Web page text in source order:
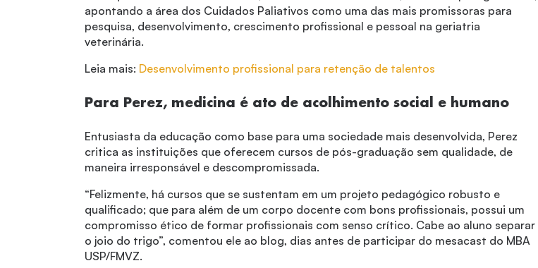
apontando a área dos Cuidados Paliativos como uma das mais promissoras para
pesquisa, desenvolvimento, crescimento profissional e pessoal na geriatria
veterinária.
Leia mais: Desenvolvimento profissional para retenção de talentos
Para Perez, medicina é ato de acolhimento social e humano
Entusiasta da educação como base para uma sociedade mais desenvolvida, Perez
critica as instituições que oferecem cursos de pós-graduação sem qualidade, de
maneira irresponsável e descompromissada.
“Felizmente, há cursos que se sustentam em um projeto pedagógico robusto e
qualificado; que para além de um corpo docente com bons profissionais, possui um
compromisso ético de formar profissionais com senso crítico. Cabe ao aluno separar
o joio do trigo”, comentou ele ao blog, dias antes de participar do mesacast do MBA
USP/FMVZ.